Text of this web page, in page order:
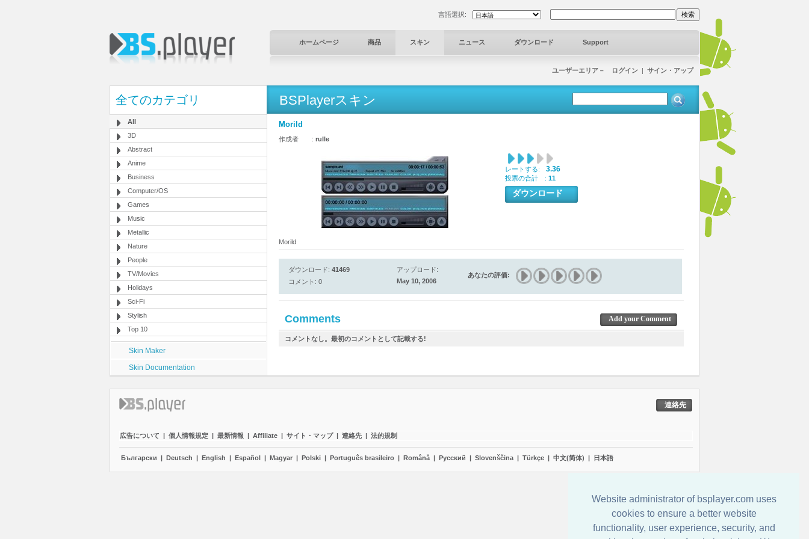
Website administrator of bsplayer.com uses
cookies to ensure a better website
functionality, user experience, security, and
言語選択:
ホームページ 商品 スキン ニュース ダウンロード Support
ユーザーエリア－ ログイン | サイン・アップ
全てのカテゴリ
All
3D
Abstract
Anime
Business
Computer/OS
Games
Music
Metallic
Nature
People
TV/Movies
Holidays
Sci-Fi
Stylish
Top 10
Skin Maker
Skin Documentation
BSPlayerスキン
Morild
作成者 : rulle
レートする: 3.36
投票の合計 : 11
ダウンロード
Morild
ダウンロード: 41469
コメント: 0
アップロード:
May 10, 2006
あなたの評価:
Comments Add your Comment
コメントなし。最初のコメントとして記載する!
連絡先
広告について | 個人情報規定 | 最新情報 | Affiliate | サイト・マップ | 連絡先 | 法的規制
Български | Deutsch | English | Español | Magyar | Polski | Português brasileiro | Română | Pyccĸий | Slovenščina | Türkçe | 中文(简体) | 日本語